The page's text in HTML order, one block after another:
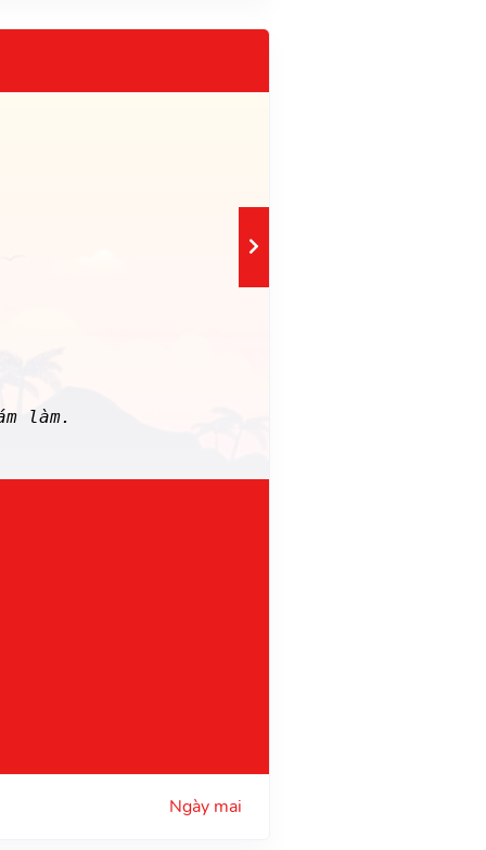
làm.
Ngày mai